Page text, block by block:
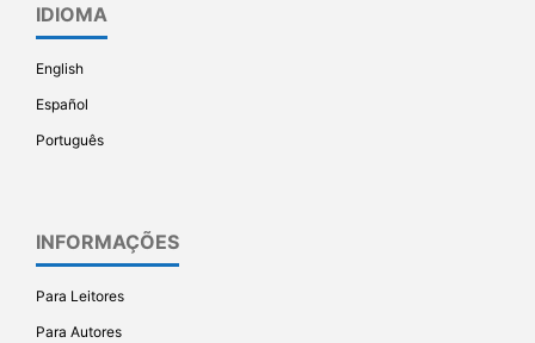
IDIOMA
English
Español
Português
INFORMAÇÕES
Para Leitores
Para Autores